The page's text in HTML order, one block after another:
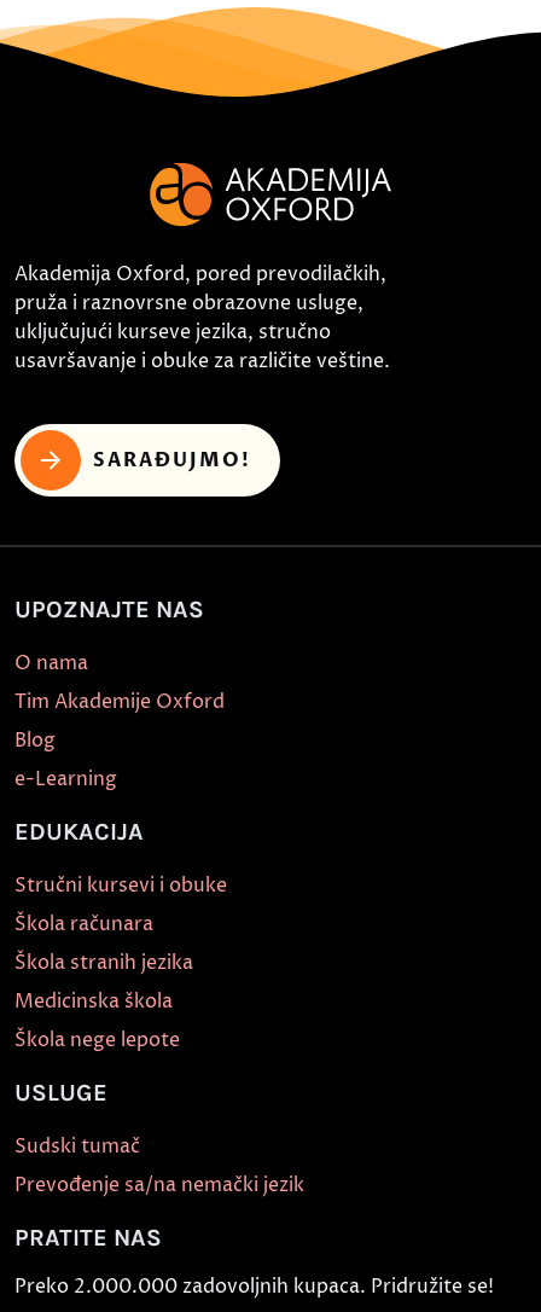
Akademija Oxford, pored prevodilačkih,
pruža i raznovrsne obrazovne usluge,
uključujući kurseve jezika, stručno
usavršavanje i obuke za različite veštine.
SARAĐUJMO!
UPOZNAJTE NAS
O nama
Tim Akademije Oxford
Blog
e-Learning
EDUKACIJA
Stručni kursevi i obuke
Škola računara
Škola stranih jezika
Medicinska škola
Škola nege lepote
USLUGE
Sudski tumač
Prevođenje sa/na nemački jezik
PRATITE NAS
Preko 2.000.000 zadovoljnih kupaca. Pridružite se!